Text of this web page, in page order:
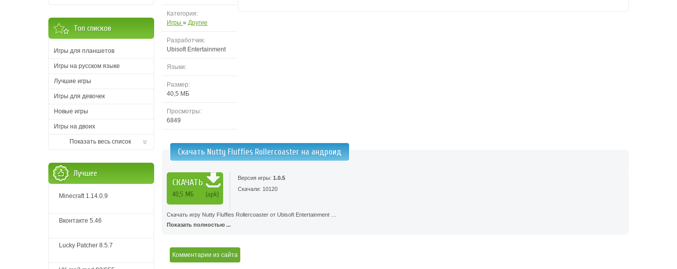
Категория:
Игры » Другие
Разработчик:
Ubisoft Entertainment
Языки:
Размер:
40,5 MБ
Просмотры:
6849
Скачать Nutty Fluffies Rollercoaster на андроид
СКАЧАТЬ
40,5 MБ (apk)
Версия игры: 1.0.5
Скачали: 10120
Скачать игру Nutty Fluffies Rollercoaster от Ubisoft Entertainment …
Показать полностью ...
Комментарии из сайта
Топ списков
Игры для планшетов
Игры на русском языке
Лучшие игры
Игры для девочек
Новые игры
Игры на двоих
Показать весь список
Лучшее
Minecraft 1.14.0.9
Вконтакте 5.46
Lucky Patcher 8.5.7